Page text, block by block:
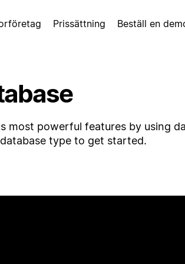
Prissättning Beställ en
most powerful features by using
type to get started.